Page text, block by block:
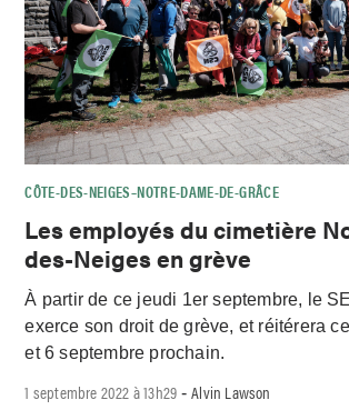
CÔTE-DES-NEIGES–NOTRE-DAME-DE-GRÂCE
Les employés du cimetière
des-Neiges en grève
À partir de ce jeudi 1er septembre, le
exerce son droit de grève, et réitérera
et 6 septembre prochain.
1 septembre 2022 à 13h29 -Alvin Lawson